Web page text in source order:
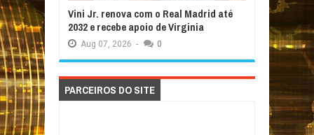
Vini Jr. renova com o Real Madrid até
2032 e recebe apoio de Virginia
Aug 07, 2026 - 0
PARCEIROS DO SITE